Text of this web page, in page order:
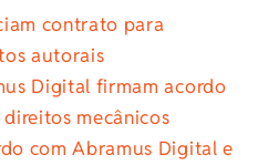
contrato para
autorais
Digital firmam acordo
mecânicos
com Abramus Digital e